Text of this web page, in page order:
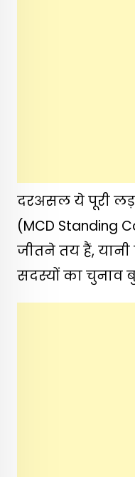
दरअसल ये पूरी
(MCD Standing
जीतने तय हैं,
सदस्यों का चुनाव